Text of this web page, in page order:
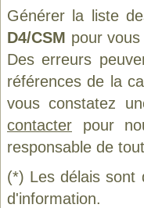
Générer la liste
D4/CSM pour
Des erreurs
références de la
vous constatez
contacter pour
responsable de
(*) Les délais sont
d'information.